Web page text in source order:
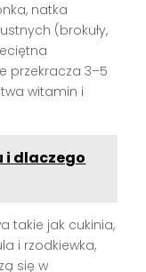
natka
(brokuły,
przekracza 3–5
witamin i
i dlaczego
takie jak cukinia,
i rzodkiewka,
się w